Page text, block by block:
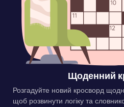
Щоденний
Розгадуйте новий кросворд
щоб розвинути логіку та